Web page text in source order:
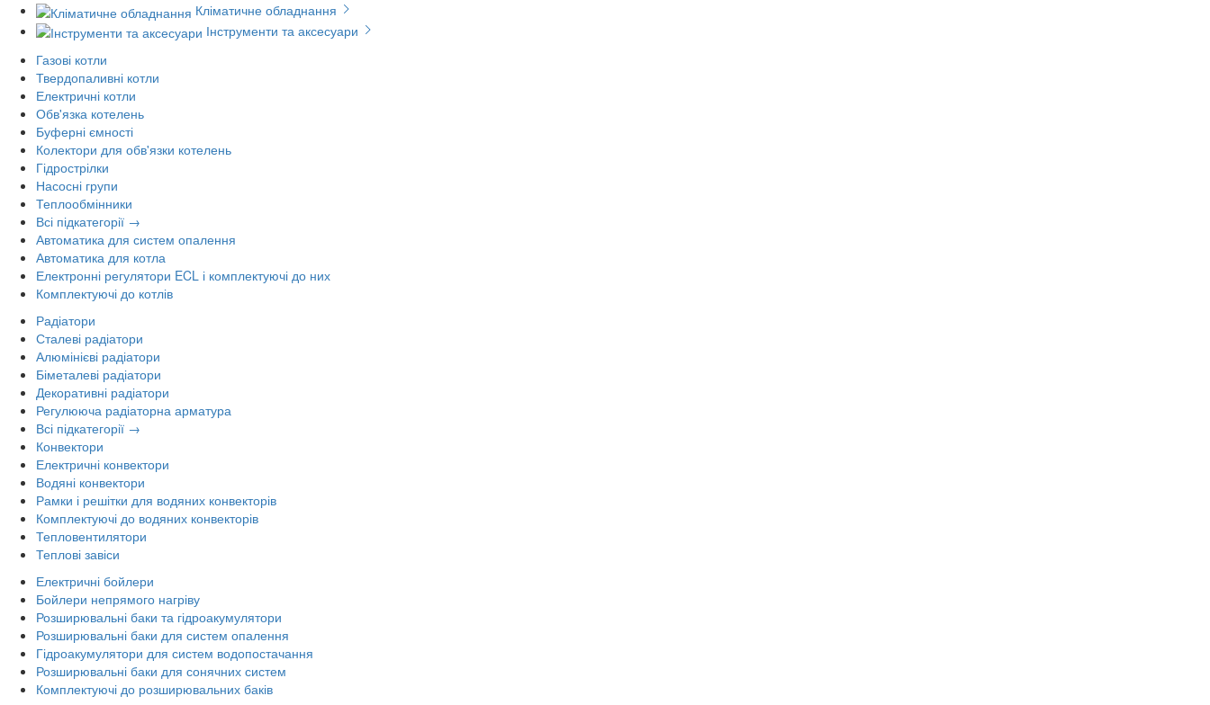
Кліматичне обладнання
Інструменти та аксесуари
Газові котли
Твердопаливні котли
Електричні котли
Обв'язка котелень
Буферні ємності
Колектори для обв'язки котелень
Гідрострілки
Насосні групи
Теплообмінники
Всі підкатегорії →
Автоматика для систем опалення
Автоматика для котла
Електронні регулятори ECL і комплектуючі до них
Комплектуючі до котлів
Радіатори
Сталеві радіатори
Алюмінієві радіатори
Біметалеві радіатори
Декоративні радіатори
Регулююча радіаторна арматура
Всі підкатегорії →
Конвектори
Електричні конвектори
Водяні конвектори
Рамки і решітки для водяних конвекторів
Комплектуючі до водяних конвекторів
Тепловентилятори
Теплові завіси
Електричні бойлери
Бойлери непрямого нагріву
Розширювальні баки та гідроакумулятори
Розширювальні баки для систем опалення
Гідроакумулятори для систем водопостачання
Розширювальні баки для сонячних систем
Комплектуючі до розширювальних баків